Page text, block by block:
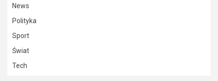
News
Polityka
Sport
Świat
Tech